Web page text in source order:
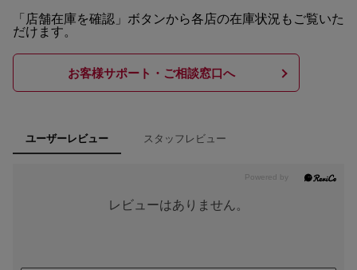
「店舗在庫を確認」ボタンから各店の在庫状況もご覧いた
だけます。
お客様サポート・ご相談窓口へ
ユーザーレビュー スタッフレビュー
レビューはありません。